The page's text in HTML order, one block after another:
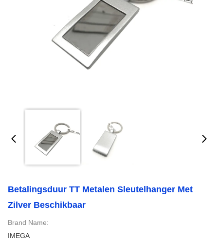
Betalingsduur TT Metalen Sleutelhanger Met
Zilver Beschikbaar
Brand Name:
IMEGA